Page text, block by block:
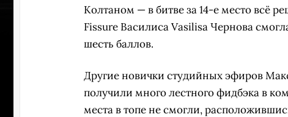
Колтаном — в битве за 14-е место всё
Fissure Василиса Vasilisa Чернова
шесть баллов.
Другие новички студийных эфиров
получили много лестного фидбэка в
места в топе не смогли,